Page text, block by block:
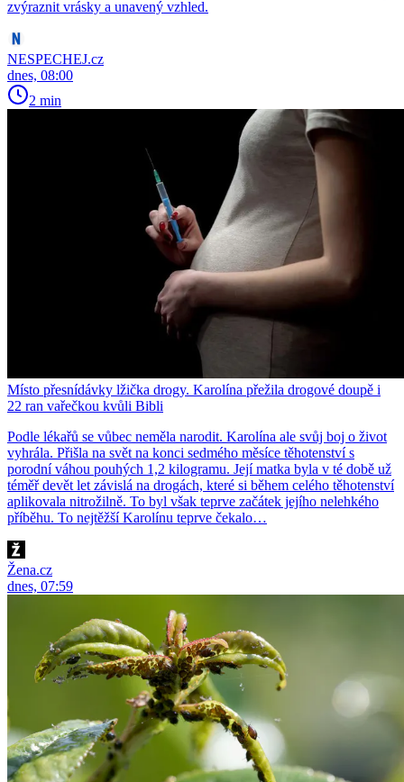
zvýraznit vrásky a unavený vzhled.
NESPECHEJ.cz
dnes, 08:00
2 min
Místo přesnídávky lžička drogy. Karolína přežila drogové doupě i
22 ran vařečkou kvůli Bibli
Podle lékařů se vůbec neměla narodit. Karolína ale svůj boj o život
vyhrála. Přišla na svět na konci sedmého měsíce těhotenství s
porodní váhou pouhých 1,2 kilogramu. Její matka byla v té době už
téměř devět let závislá na drogách, které si během celého těhotenství
aplikovala nitrožilně. To byl však teprve začátek jejího nelehkého
příběhu. To nejtěžší Karolínu teprve čekalo…
Žena.cz
dnes, 07:59